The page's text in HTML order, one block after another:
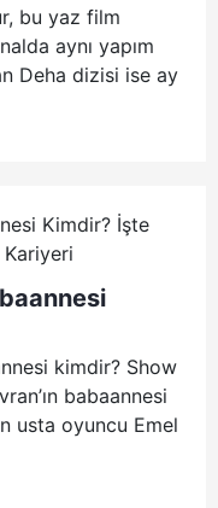
bu yaz film
aynı yapım
Deha dizisi ise ay
kimdir? Show
babaannesi
usta oyuncu Emel